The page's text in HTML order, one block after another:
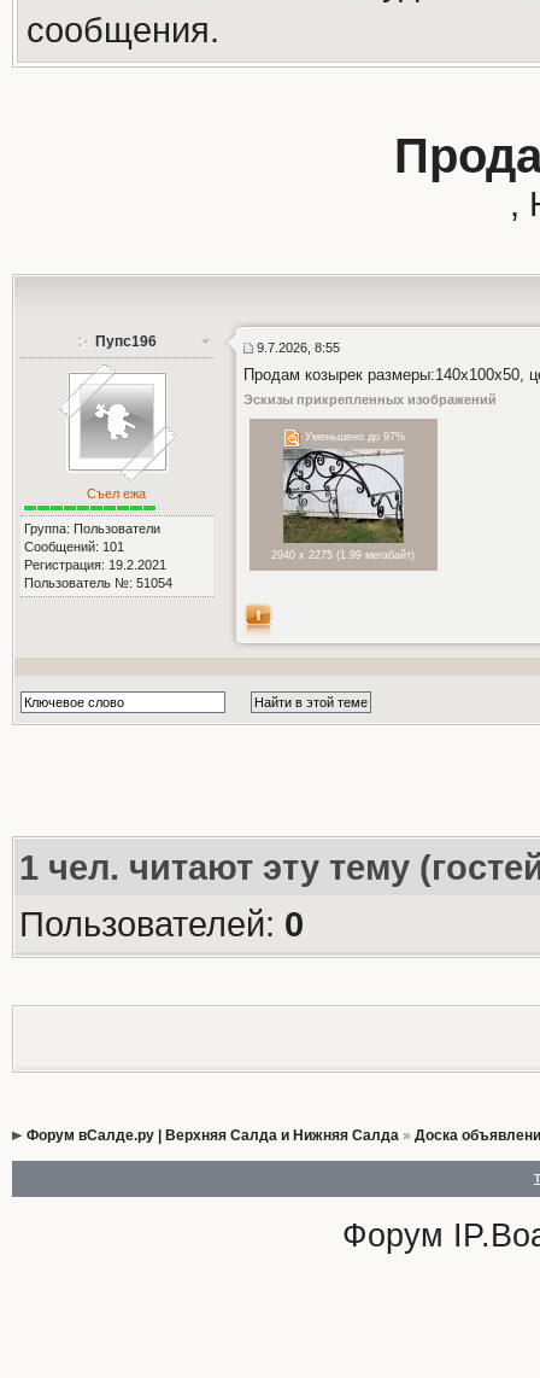
сообщения.
,
Пупс196
Съел ежа
Группа: Пользователи
Сообщений: 101
Регистрация: 19.2.2021
Пользователь №: 51054
9.7.2026, 8:55
Продам козырек размеры:140х100х50,
Эскизы прикрепленных изображений
Уменьшено до 97%
2940 x 2275 (1.99 мегабайт)
1чел. читают эту тему
Пользователей: 0
Форум вСалде.ру | Верхняя Салда и Нижняя Салда» Доска
Форум